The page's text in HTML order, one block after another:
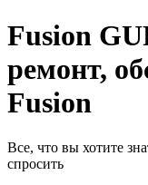
Fusion
ремонт,
Fusion
Все, что вы хотите
спросить